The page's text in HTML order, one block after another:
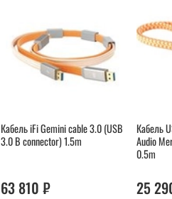
Кабель iFi Gemini cable 3.0 (USB
3.0 B connector) 1.5m
63 810 ₽
Кабель
Audio
0.5m
25